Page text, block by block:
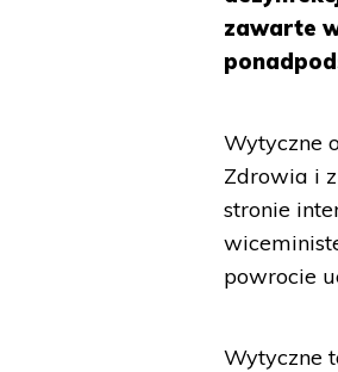
zawarte
Wytyczne
Zdrowia i
stronie
powrocie
Wytyczne